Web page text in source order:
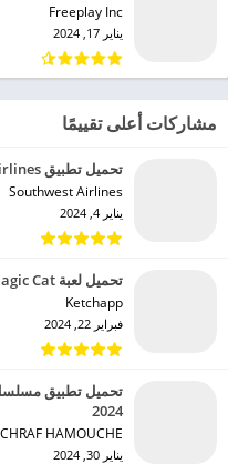
Freeplay Inc‏
يناير 17, 2024
مشاركات أعلى تقييمًا
تحميل تطبيق Southwest Airlines مهكر للاندرويد 2024
Southwest Airlines‏
يناير 4, 2024
تحميل لعبة Divineko Magic Cat مهكرة للاندرويد 2024
Ketchapp‏
فبراير 22, 2024
تحميل تطبيق
2024
HAMOUCHE‏
يناير 30, 2024